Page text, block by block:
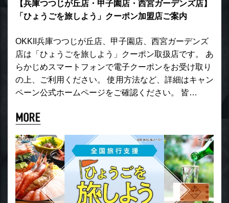
【兵庫つつじが丘店・甲子園店・西宮ガーデンズ店】
「ひょうごを旅しよう」クーポン加盟店ご案内
OKKII兵庫つつじが丘店、甲子園店、西宮ガーデンズ
店は「ひょうごを旅しよう」クーポン取扱店です。 あ
らかじめスマートフォンで電子クーポンをお受け取り
の上、ご利用ください。 使用方法など、詳細はキャン
ペーン公式ホームページをご確認ください。 皆…